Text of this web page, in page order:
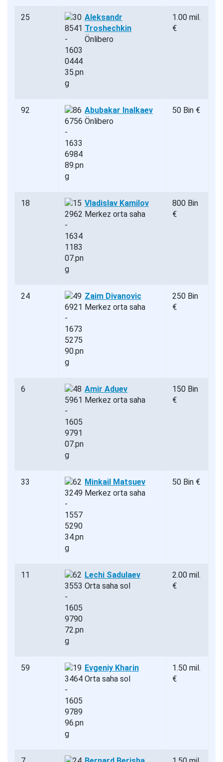
25
Aleksandr
Troshechkin
Önlibero
1.00 mil.
€
92
Abubakar Inalkaev
Önlibero
50 Bin €
18
Vladislav Kamilov
Merkez orta saha
800 Bin
€
24
Zaim Divanovic
Merkez orta saha
250 Bin
€
6
Amir Aduev
Merkez orta saha
150 Bin
€
33
Minkail Matsuev
Merkez orta saha
50 Bin €
11
Lechi Sadulaev
Orta saha sol
2.00 mil.
€
59
Evgeniy Kharin
Orta saha sol
1.50 mil.
€